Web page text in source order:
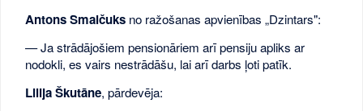
Antons Smalčuks no ražošanas apvienības „Dzintars":
— Ja strādājošiem pensionāriem arī pensiju apliks ar
nodokli, es vairs nestrādāšu, lai arī darbs ļoti patīk.
Lilija Škutāne, pārdevēja: